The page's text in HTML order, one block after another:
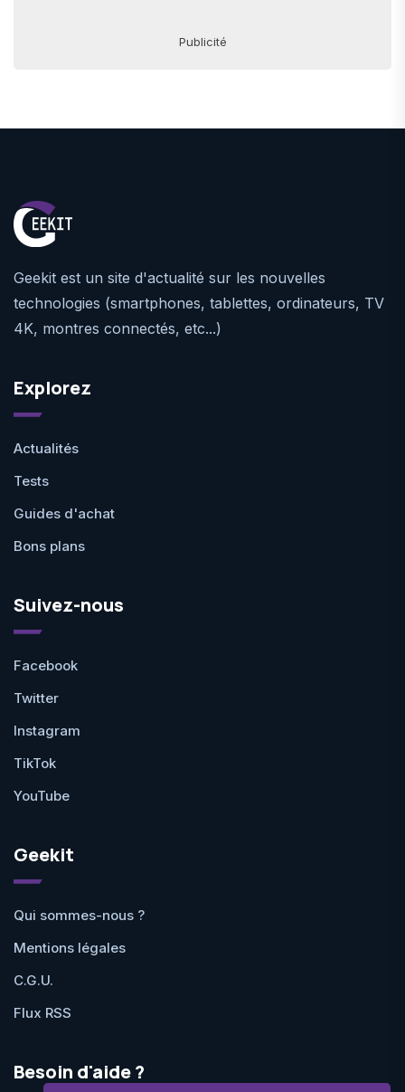
Publicité
Geekit est un site d'actualité sur les nouvelles
technologies (smartphones, tablettes, ordinateurs, TV
4K, montres connectés, etc...)
Explorez
Actualités
Tests
Guides d'achat
Bons plans
Suivez-nous
Facebook
Twitter
Instagram
TikTok
YouTube
Geekit
Qui sommes-nous ?
Mentions légales
C.G.U.
Flux RSS
Besoin d'aide ?